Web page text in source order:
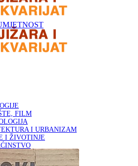
FILM
I URBANIZAM
I ŽIVOTINJE
I LEKSIKONI